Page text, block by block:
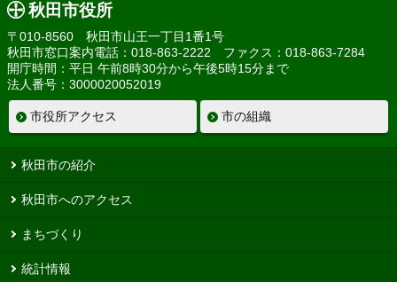
秋田市役所
〒010-8560 秋田市山王一丁目1番1号
秋田市窓口案内電話：018-863-2222 ファクス：018-863-7284
開庁時間：平日 午前8時30分から午後5時15分まで
法人番号：3000020052019
市役所アクセス 市の組織
秋田市の紹介
秋田市へのアクセス
まちづくり
統計情報